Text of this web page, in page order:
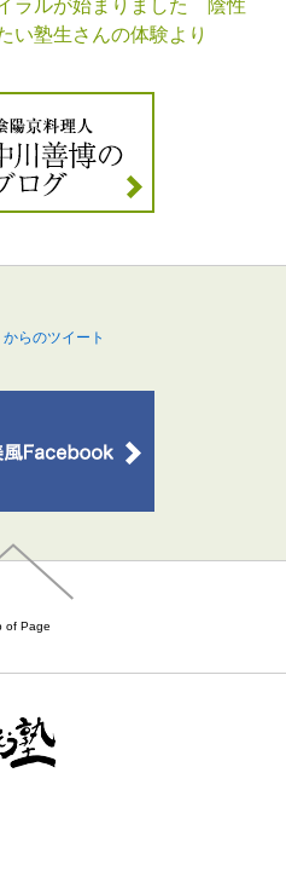
ラルが始まりました 陰性
い塾生さんの体験より
らのツイート
of Page